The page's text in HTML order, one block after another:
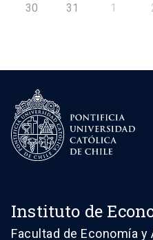
30 31 1
Instituto de
Facultad de Economía